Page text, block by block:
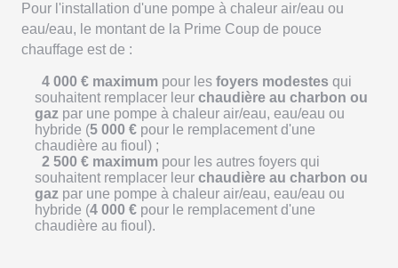
Pour l'installation d'une pompe à chaleur air/eau ou
eau/eau, le montant de la Prime Coup de pouce
chauffage est de :
4 000 € maximum pour les foyers modestes qui
souhaitent remplacer leur chaudière au charbon ou
gaz par une pompe à chaleur air/eau, eau/eau ou
hybride (5 000 € pour le remplacement d'une
chaudière au fioul) ;
2 500 € maximum pour les autres foyers qui
souhaitent remplacer leur chaudière au charbon ou
gaz par une pompe à chaleur air/eau, eau/eau ou
hybride (4 000 € pour le remplacement d'une
chaudière au fioul).